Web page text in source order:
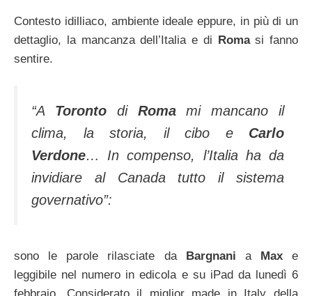
Contesto idilliaco, ambiente ideale eppure, in più di un
dettaglio, la mancanza dell’Italia e di Romasi fanno
sentire.
“A Torontodi Romami mancano il
clima, la storia, il cibo e Carlo
Verdone… In compenso, l’Italia ha da
invidiare al Canada tutto il sistema
governativo”:
sono le parole rilasciate da Bargnani a Maxe
leggibile nel numero in edicola e su iPad da lunedì 6